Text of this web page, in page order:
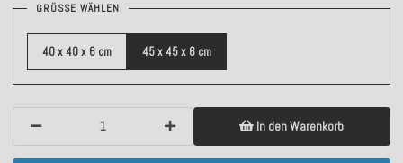
GRÖSSE WÄHLEN
40 x 40 x 6 cm 45 x 45 x 6 cm
In den Warenkorb